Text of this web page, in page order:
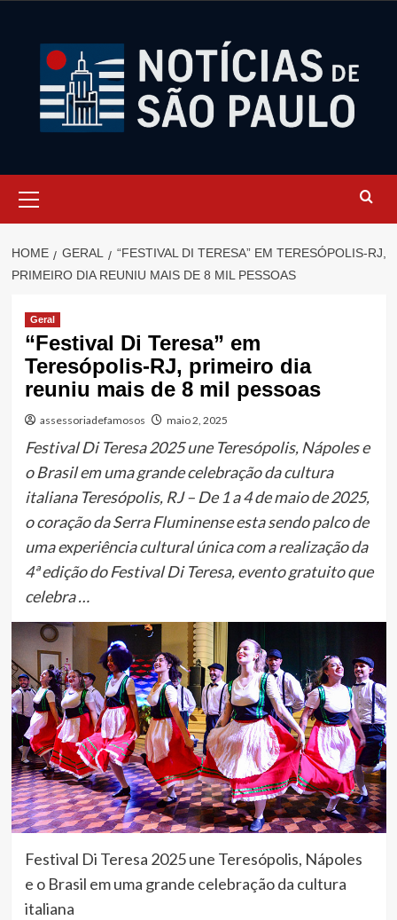
Menu
HOME GERAL
“FESTIVAL DI TERESA” EM TERESÓPOLIS-RJ,
PRIMEIRO DIA REUNIU MAIS DE 8 MIL PESSOAS
Geral
“Festival Di Teresa” em
Teresópolis-RJ, primeiro dia
reuniu mais de 8 mil pessoas
assessoriadefamosos maio 2, 2025
Festival Di Teresa 2025 une Teresópolis, Nápoles e
o Brasil em uma grande celebração da cultura
italiana Teresópolis, RJ – De 1 a 4 de maio de 2025,
o coração da Serra Fluminense esta sendo palco de
uma experiência cultural única com a realização da
4ª edição do Festival Di Teresa, evento gratuito que
celebra …
Festival Di Teresa 2025 une Teresópolis, Nápoles
e o Brasil em uma grande celebração da cultura
italiana